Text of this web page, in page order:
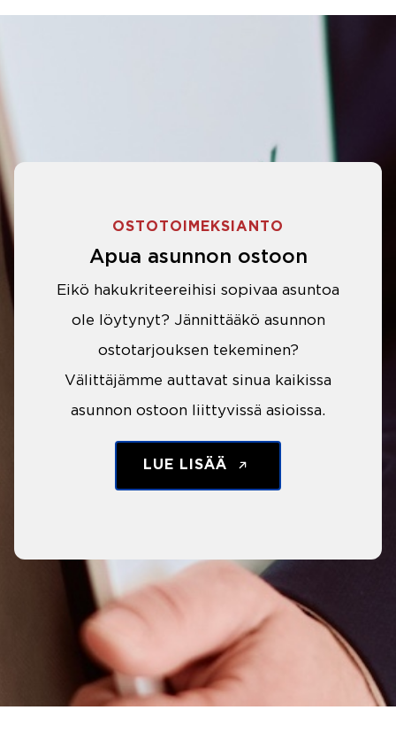
OSTOTOIMEKSIANTO
Apua asunnon ostoon
Eikö hakukriteereihisi sopivaa asuntoa
ole löytynyt? Jännittääkö asunnon
ostotarjouksen tekeminen?
Välittäjämme auttavat sinua kaikissa
asunnon ostoon liittyvissä asioissa.
LUE LISÄÄ